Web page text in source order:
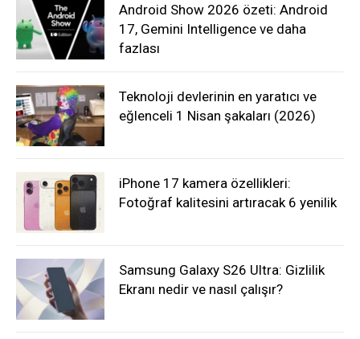
Android Show 2026 özeti: Android
17, Gemini Intelligence ve daha
fazlası
Teknoloji devlerinin en yaratıcı ve
eğlenceli 1 Nisan şakaları (2026)
iPhone 17 kamera özellikleri:
Fotoğraf kalitesini artıracak 6 yenilik
Samsung Galaxy S26 Ultra: Gizlilik
Ekranı nedir ve nasıl çalışır?